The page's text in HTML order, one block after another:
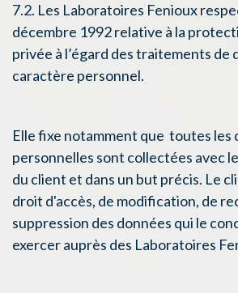
7.2. Les Laboratoires Fenioux
décembre 1992 relative à la
privée à l’égard des traitements de
caractère personnel.
Elle fixe notamment que toutes les
personnelles sont collectées avec
du client et dans un but précis. Le
droit d'accès, de modification, de
suppression des données qui le
exercer auprès des Laboratoires